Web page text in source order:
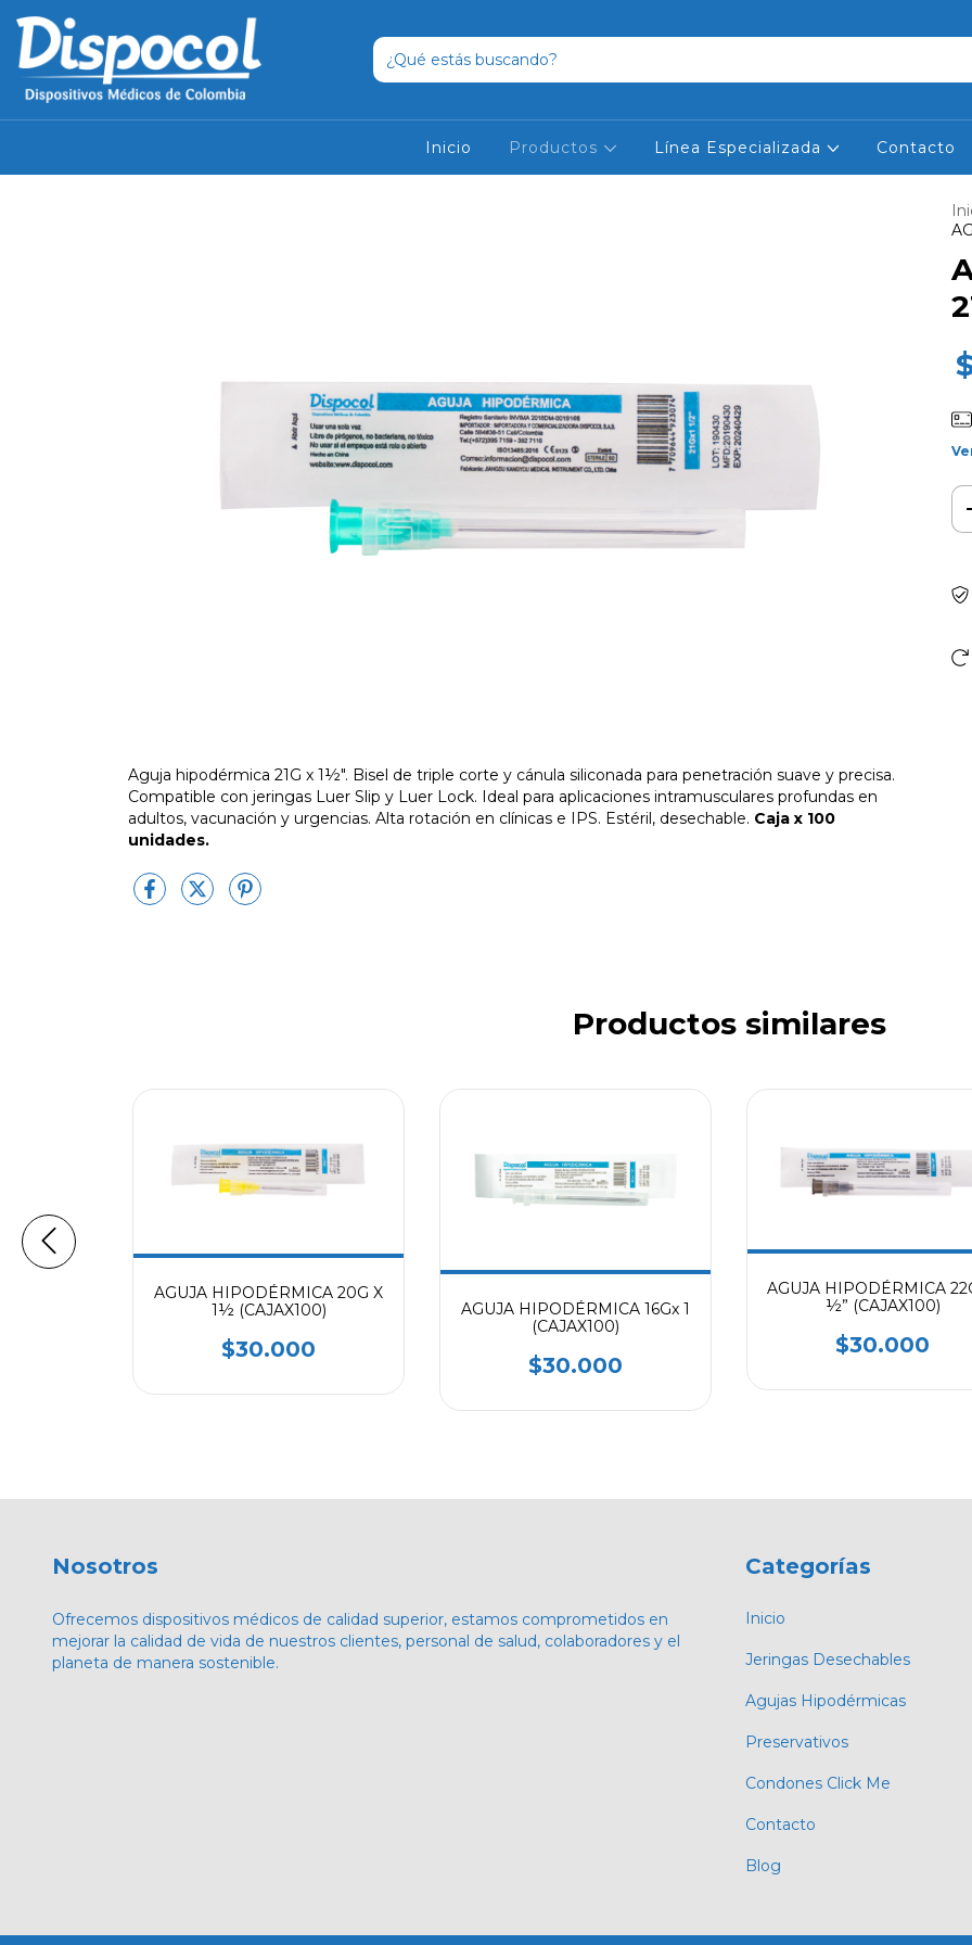
Inicio Productos Línea Especializada Contacto
Aguja hipodérmica 21G x 1½". Bisel de triple corte y cánula siliconada para penetración suave y precisa.
Compatible con jeringas Luer Slip y Luer Lock. Ideal para aplicaciones intramusculares profundas en
adultos, vacunación y urgencias. Alta rotación en clínicas e IPS. Estéril, desechable. Caja x 100
unidades.
Productos similares
AGUJA HIPODÉRMICA 20G X
1½ (CAJAX100)
$30.000
AGUJA HIPODÉRMICA 16Gx 1
(CAJAX100)
$30.000
AGUJA HIPODÉRMICA
½” (CAJAX100)
$30.000
Nosotros
Ofrecemos dispositivos médicos de calidad superior, estamos comprometidos en
mejorar la calidad de vida de nuestros clientes, personal de salud, colaboradores y el
planeta de manera sostenible.
Categorías
Inicio
Jeringas Desechables
Agujas Hipodérmicas
Preservativos
Condones Click Me
Contacto
Blog